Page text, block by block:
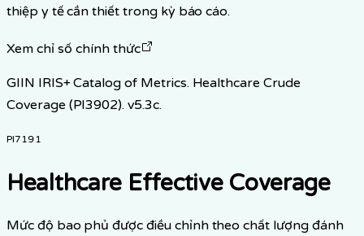
thiệp y tế cần thiết trong kỳ báo cáo.
Xem chỉ số chính thức
GIIN IRIS+ Catalog of Metrics. Healthcare Crude
Coverage (PI3902). v5.3c.
PI7191
Healthcare Effective Coverage
Mức độ bao phủ được điều chỉnh theo chất lượng đánh